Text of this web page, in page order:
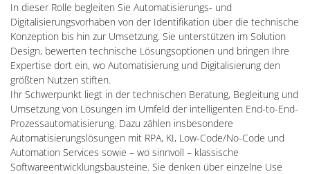
In dieser Rolle begleiten Sie Automatisierungs- und
Digitalisierungsvorhaben von der Identifikation über die technische
Konzeption bis hin zur Umsetzung. Sie unterstützen im Solution
Design, bewerten technische Lösungsoptionen und bringen Ihre
Expertise dort ein, wo Automatisierung und Digitalisierung den
größten Nutzen stiften.
Ihr Schwerpunkt liegt in der technischen Beratung, Begleitung und
Umsetzung von Lösungen im Umfeld der intelligenten End-to-End-
Prozessautomatisierung. Dazu zählen insbesondere
Automatisierungslösungen mit RPA, KI, Low-Code/No-Code und
Automation Services sowie – wo sinnvoll – klassische
Softwareentwicklungsbausteine. Sie denken über einzelne Use